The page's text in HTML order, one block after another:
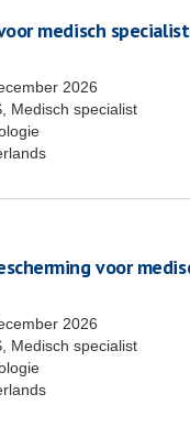
medisch
2026
Medisch specialist
voor
2026
Medisch specialist